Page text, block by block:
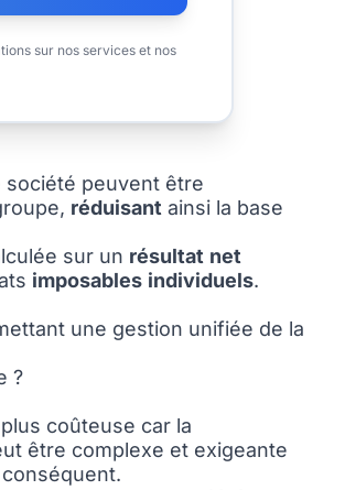
sur nos services et nos
société peuvent être
réduisant ainsi la base
sur un résultat net
imposables individuels.
une gestion unifiée de la
?
coûteuse car la
être complexe et exigeante